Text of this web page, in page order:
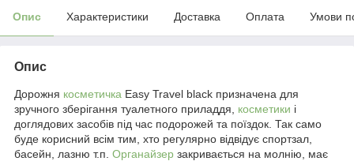
Опис Характеристики Доставка Оплата Умови
Опис
Дорожня косметичка Easy Travel black призначена для
зручного зберігання туалетного приладдя, косметики і
доглядових засобів під час подорожей та поїздок. Так само
буде корисний всім тим, хто регулярно відвідує спортзал,
басейн, лазню т.п. Органайзер закривається на молнію, має